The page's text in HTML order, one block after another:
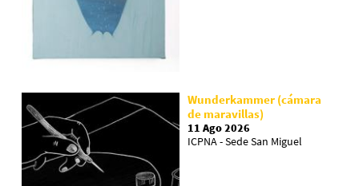
Wunderkammer (cámara
de maravillas)
11 Ago 2026
ICPNA - Sede San Miguel